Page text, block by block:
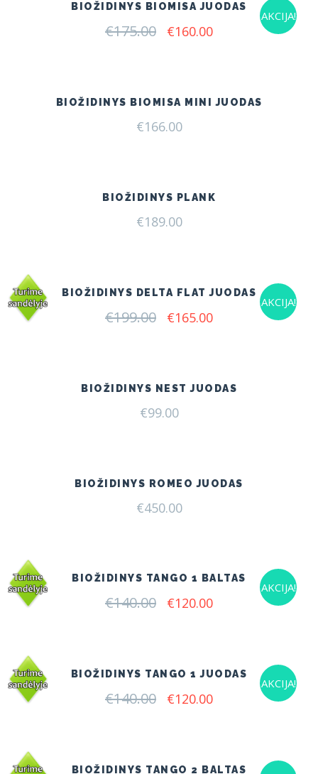
AKCIJA!
BIOŽIDINYS BIOMISA JUODAS
€175.00 Original
€160.00Current
BIOŽIDINYS BIOMISA MINI JUODAS
€166.00
BIOŽIDINYS PLANK
€189.00
AKCIJA!
BIOŽIDINYS DELTA FLAT JUODAS
€199.00 Original
€165.00Current
BIOŽIDINYS NEST JUODAS
€99.00
BIOŽIDINYS ROMEO JUODAS
€450.00
AKCIJA!
BIOŽIDINYS TANGO 1 BALTAS
€140.00 Original
€120.00Current
AKCIJA!
BIOŽIDINYS TANGO 1 JUODAS
€140.00 Original
€120.00Current
BIOŽIDINYS TANGO 2 BALTAS